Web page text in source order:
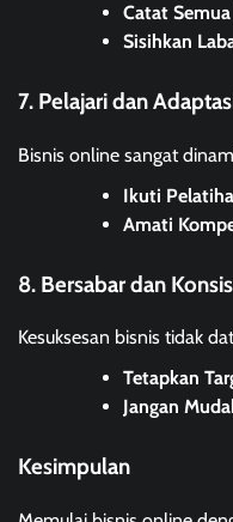
Catat
Sisihkan
7. Pelajari dan
Bisnis online sangat
Ikuti
Amati
8. Bersabar dan
Kesuksesan bisnis tidak
Tetapkan
Jangan
Kesimpulan